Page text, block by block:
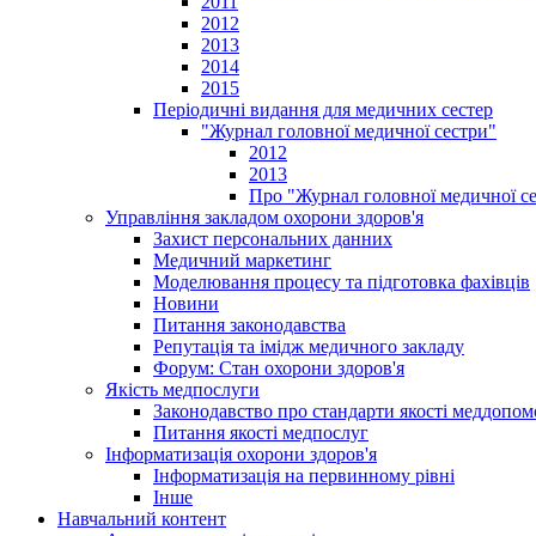
2012
2013
2014
2015
Періодичні видання для медичних сестер
"Журнал головної медичної сестри"
2012
2013
Про "Журнал головної медичної
Управління закладом охорони здоров'я
Захист персональних данних
Медичний маркетинг
Моделювання процесу та підготовка фахівців
Новини
Питання законодавства
Репутація та імідж медичного закладу
Форум: Стан охорони здоров'я
Якість медпослуги
Законодавство про стандарти якості
Питання якості медпослуг
Інформатизація охорони здоров'я
Інформатизація на первинному рівні
Інше
Навчальний контент